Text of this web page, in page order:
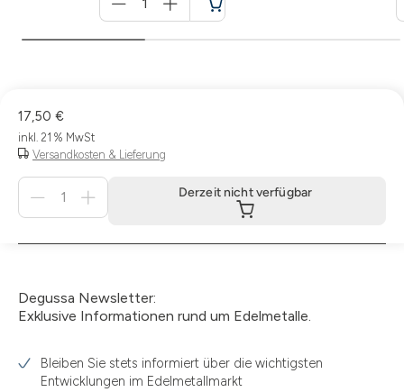
für
Warenkorb
17,50 €
inkl. 21 % MwSt
Versandkosten & Lieferung
Derzeit
verfügbar
Derzeit nicht verfügbar
Degussa Newsletter:
Exklusive Informationen rund um Edelmetalle.
Bleiben Sie stets informiert über die wichtigsten
Entwicklungen im Edelmetallmarkt